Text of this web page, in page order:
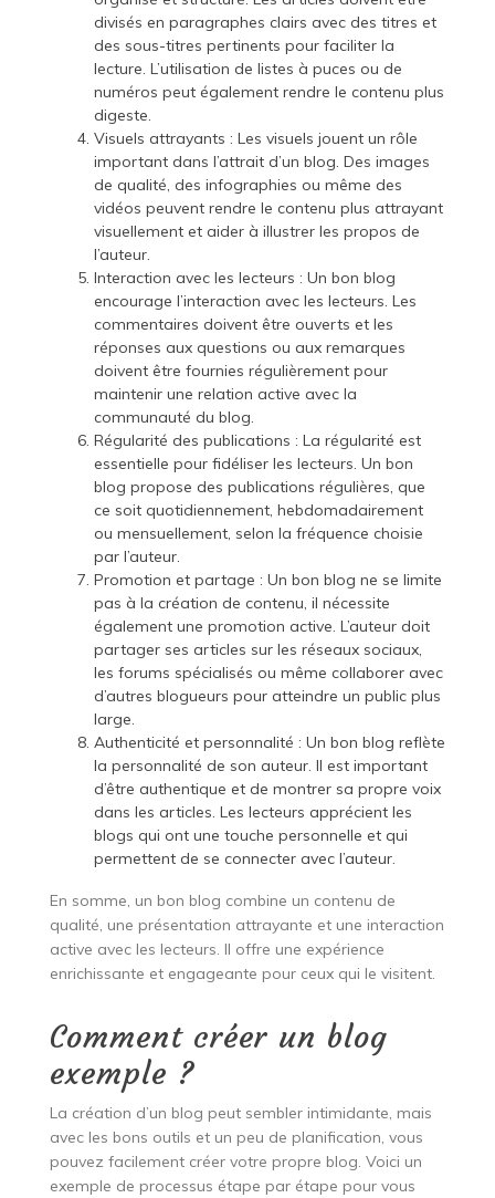
divisés en paragraphes clairs avec des titres et
des sous-titres pertinents pour faciliter la
lecture. L’utilisation de listes à puces ou de
numéros peut également rendre le contenu plus
digeste.
Visuels attrayants : Les visuels jouent un rôle
important dans l’attrait d’un blog. Des images
de qualité, des infographies ou même des
vidéos peuvent rendre le contenu plus attrayant
visuellement et aider à illustrer les propos de
l’auteur.
Interaction avec les lecteurs : Un bon blog
encourage l’interaction avec les lecteurs. Les
commentaires doivent être ouverts et les
réponses aux questions ou aux remarques
doivent être fournies régulièrement pour
maintenir une relation active avec la
communauté du blog.
Régularité des publications : La régularité est
essentielle pour fidéliser les lecteurs. Un bon
blog propose des publications régulières, que
ce soit quotidiennement, hebdomadairement
ou mensuellement, selon la fréquence choisie
par l’auteur.
Promotion et partage : Un bon blog ne se limite
pas à la création de contenu, il nécessite
également une promotion active. L’auteur doit
partager ses articles sur les réseaux sociaux,
les forums spécialisés ou même collaborer avec
d’autres blogueurs pour atteindre un public plus
large.
Authenticité et personnalité : Un bon blog reflète
la personnalité de son auteur. Il est important
d’être authentique et de montrer sa propre voix
dans les articles. Les lecteurs apprécient les
blogs qui ont une touche personnelle et qui
permettent de se connecter avec l’auteur.
En somme, un bon blog combine un contenu de
qualité, une présentation attrayante et une interaction
active avec les lecteurs. Il offre une expérience
enrichissante et engageante pour ceux qui le visitent.
Comment créer un blog
exemple ?
La création d’un blog peut sembler intimidante, mais
avec les bons outils et un peu de planification, vous
pouvez facilement créer votre propre blog. Voici un
exemple de processus étape par étape pour vous